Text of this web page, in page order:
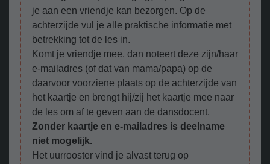
je aan een vriendje kan bezorgen. Op de
achterzijde vul je alle praktische informatie met
betrekking tot de les in.
Komt je vriendje mee, dan noteert deze zijn/haar
e-mailadres (of dat van mama/papa) op de
daarvoor voorziene plaats op de achterzijde van
het kaartje en brengt hij/zij het kaartje mee naar
de les om af te geven aan de dansdocent.
Zonder kaartje en e-mailadres is deelname
niet mogelijk.
Het uurrooster vind je alvast terug op